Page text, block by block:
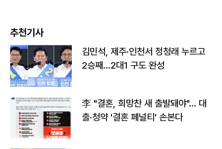
추천기사
김민석, 제주·인천서 정청래 누르고
2승째…2대1 구도 완성
李 "결혼, 희망찬 새 출발돼야"… 대
출·청약 '결혼 페널티' 손본다